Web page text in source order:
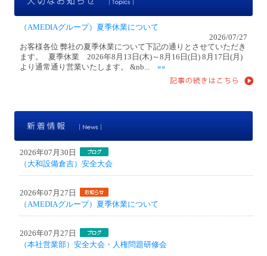
（AMEDIAグループ）夏季休業について
2026/07/27
お客様各位 弊社の夏季休業について下記の通りとさせていただき
ます。 夏季休業 2026年8月13日(木)～8月16日(日) 8月17日(月)
より通常通り営業いたします。 &nb...»»
2026年07月30日
（大和設備倉吉）安全大会
2026年07月27日
（AMEDIAグループ）夏季休業について
2026年07月27日
（本社営業部）安全大会・人権問題研修会